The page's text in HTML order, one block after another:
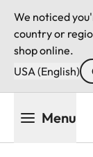
We noticed
country or
shop online.
USA (English)
Menu